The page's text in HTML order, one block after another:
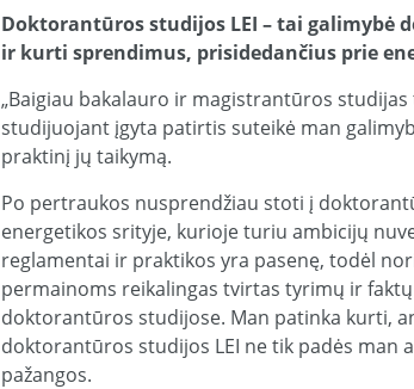
Doktorantūros studijos LEI – tai
ir kurti sprendimus, prisidedančius prie
„Baigiau bakalauro ir magistrantūros
studijuojant įgyta patirtis suteikė man
praktinį jų taikymą.
Po pertraukos nusprendžiau stoti į
energetikos srityje, kurioje turiu ambicijų
reglamentai ir praktikos yra pasenę, todėl
permainoms reikalingas tvirtas tyrimų ir
doktorantūros studijose. Man patinka kurti,
doktorantūros studijos LEI ne tik padės man
pažangos.